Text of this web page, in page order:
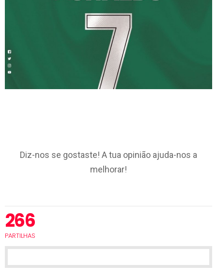
Diz-nos se gostaste! A tua opinião ajuda-nos a
melhorar!
266
PARTILHAS